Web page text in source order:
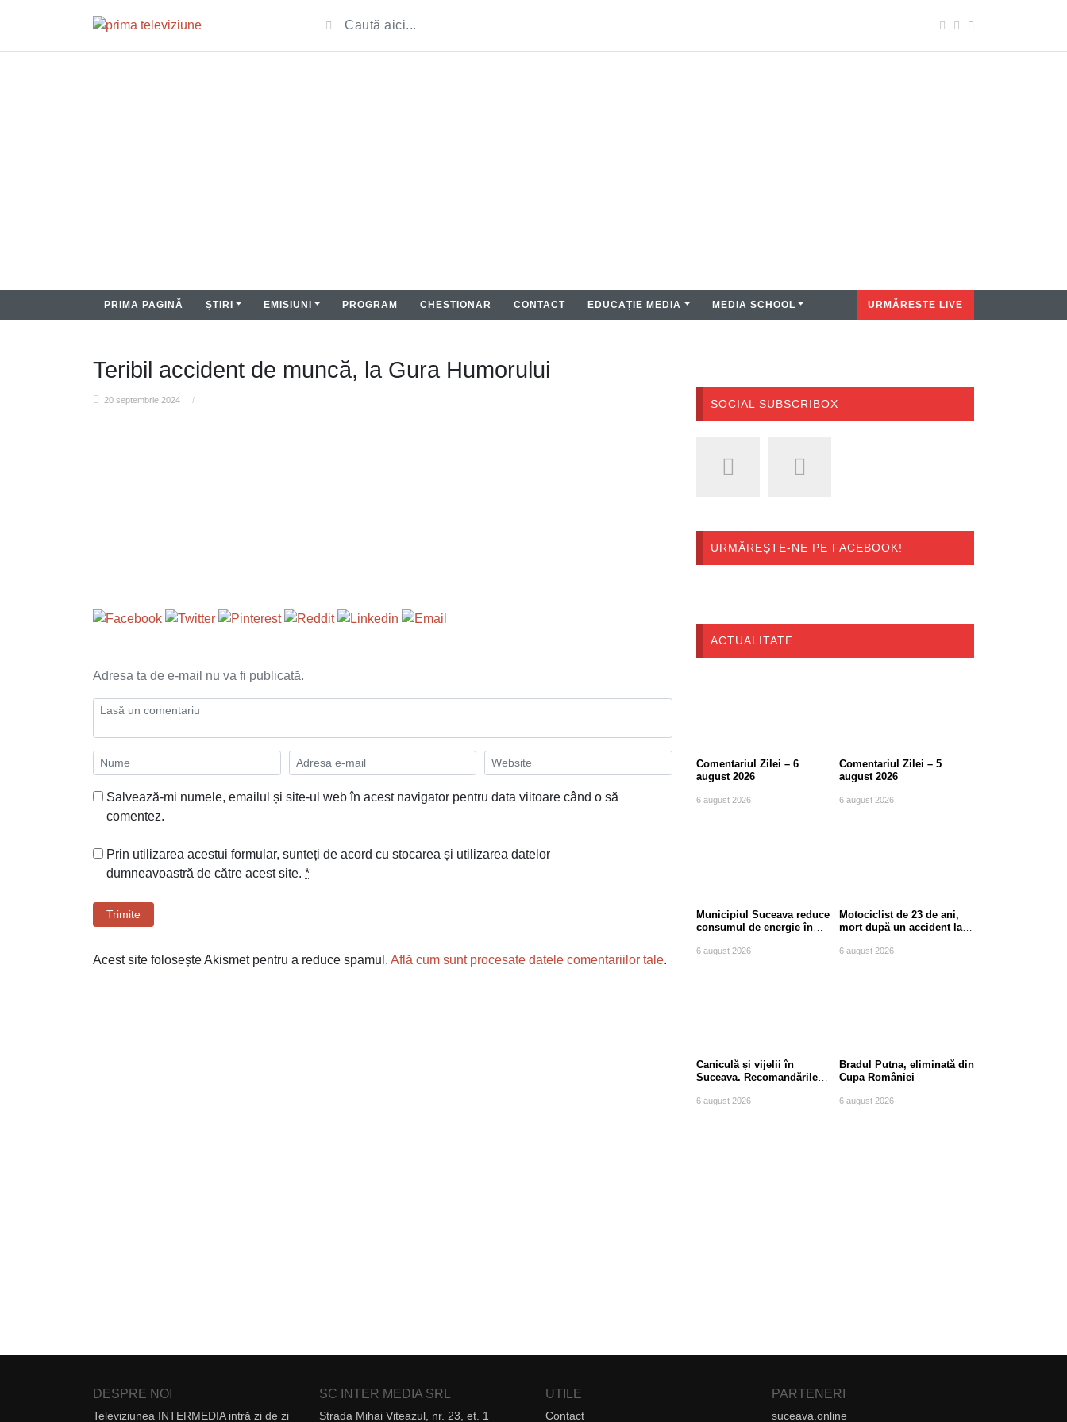
PRIMA PAGINĂ ȘTIRI EMISIUNI PROGRAM CHESTIONAR CONTACT EDUCAȚIE MEDIA MEDIA SCHOOL URMĂREȘTE LIVE
Teribil accident de muncă, la Gura Humorului
20 septembrie 2024 /
Adresa ta de e-mail nu va fi publicată.
Salvează-mi numele, emailul și site-ul web în acest navigator pentru data viitoare când o să
comentez.
Prin utilizarea acestui formular, sunteți de acord cu stocarea și utilizarea datelor
dumneavoastră de către acest site. *
Trimite
Acest site folosește Akismet pentru a reduce spamul. Află cum sunt procesate datele comentariilor tale.
SOCIAL SUBSCRIBOX
URMĂREȘTE-NE PE FACEBOOK!
ACTUALITATE
Comentariul Zilei – 6
august 2026
6 august 2026
Comentariul Zilei – 5
august 2026
6 august 2026
Municipiul Suceava reduce
consumul de energie în
6 august 2026
Motociclist de 23 de ani,
mort după un accident la
6 august 2026
Caniculă și vijelii în
Suceava. Recomandările
6 august 2026
Bradul Putna, eliminată din
Cupa României
6 august 2026
DESPRE NOI
Televiziunea INTERMEDIA intră zi de zi
SC INTER MEDIA SRL
Strada Mihai Viteazul, nr. 23, et. 1
UTILE
Contact
PARTENERI
suceava.online